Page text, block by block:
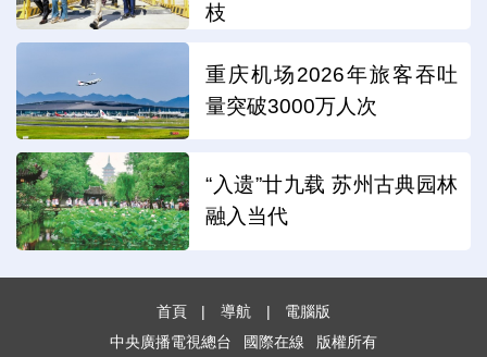
枝
重庆机场2026年旅客吞吐
量突破3000万人次
“入遗”廿九载 苏州古典园林
融入当代
首頁 | 導航 |
電腦版
中央廣播電視總台
國際在線 版權所有